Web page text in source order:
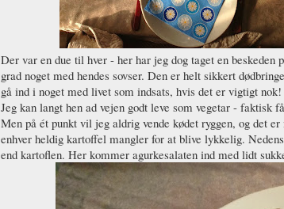
Der var en due til hver - her har jeg dog taget en
grad noget med hendes sovser. Den er helt sikkert
gå ind i noget med livet som indsats, hvis det er vigtigt
Jeg kan langt hen ad vejen godt leve som vegetar - faktisk
Men på ét punkt vil jeg aldrig vende kødet ryggen, og det
enhver heldig kartoffel mangler for at blive lykkelig.
end kartoflen. Her kommer agurkesalaten ind med lidt